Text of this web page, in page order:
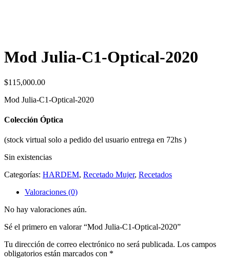
Mod Julia-C1-Optical-2020
$115,000.00
Mod Julia-C1-Optical-2020
Colección Óptica
(stock virtual solo a pedido del usuario entrega en 72hs )
Sin existencias
Categorías: HARDEM, Recetado Mujer, Recetados
Valoraciones (0)
No hay valoraciones aún.
Sé el primero en valorar “Mod Julia-C1-Optical-2020”
Tu dirección de correo electrónico no será publicada. Los campos
obligatorios están marcados con *